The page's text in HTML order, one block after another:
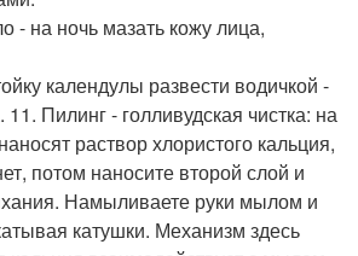
- на ночь мазать кожу лица,
календулы развести водичкой -
Пилинг - голливудская чистка: на
раствор хлористого кальция,
потом наносите второй слой и
Намыливаете руки мылом и
катушки. Механизм здесь